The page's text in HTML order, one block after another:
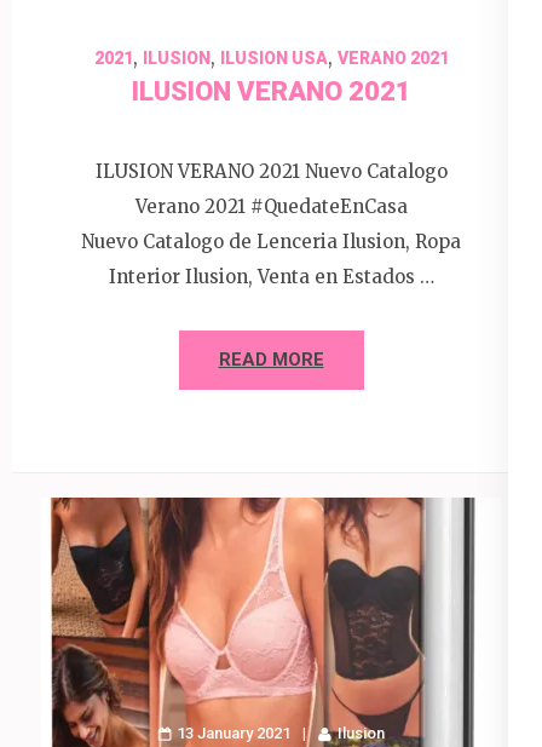
2021, ILUSION, ILUSION USA, VERANO 2021
ILUSION VERANO 2021
ILUSION VERANO 2021 Nuevo Catalogo
Verano 2021 #QuedateEnCasa
Nuevo Catalogo de Lenceria Ilusion, Ropa
Interior Ilusion, Venta en Estados …
READ MORE
13 January 2021 Ilusion